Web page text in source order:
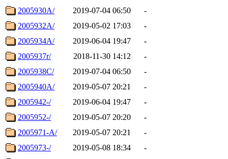
2005930A/
2019-07-04 06:50
-
2005932A/
2019-05-02 17:03
-
2005934A/
2019-06-04 19:47
-
2005937r/
2018-11-30 14:12
-
2005938C/
2019-07-04 06:50
-
2005940A/
2019-05-07 20:21
-
2005942-/
2019-06-04 19:47
-
2005952-/
2019-05-07 20:20
-
2005971-A/
2019-05-07 20:21
-
2005973-/
2019-05-08 18:34
-